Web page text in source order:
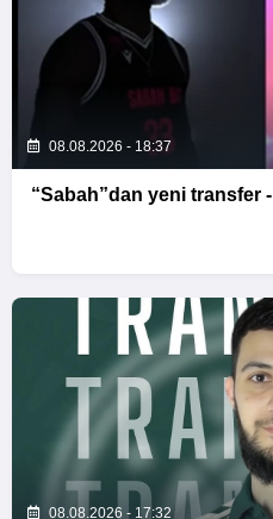
08.08.2026 - 18:37
“Sabah”dan yeni transfer -
08.08.2026 - 17:32